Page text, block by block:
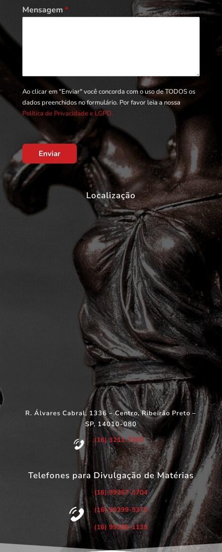
Mensagem *
Ao clicar em "Enviar" você concorda com o uso de TODOS os
dados preenchidos no formulário. Por favor leia a nossa
Política de Privacidade e LGPD.
Enviar
Localização
R. Álvares Cabral, 1336 – Centro, Ribeirão Preto –
SP, 14010-080
(16) 3211-7200
Telefones para Divulgação de Matérias
(16) 99267-3704
(16) 99299-5373
(16) 99286-1139